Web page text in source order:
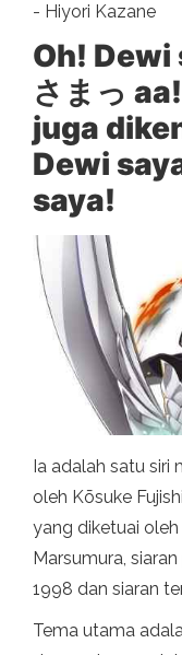
- Hiyori Kazane
Oh! Dewi
さまっ
juga
Dewi
saya!
Ia adalah satu siri
oleh Kōsuke
yang diketuai
Marsumura,
1998 dan siaran
Tema utama